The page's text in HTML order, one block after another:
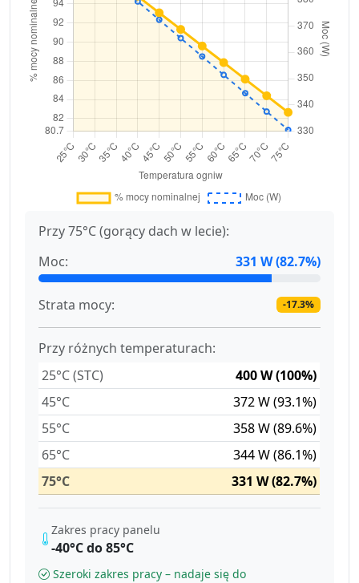
Przy 75°C (gorący dach w lecie):
Moc:
331 W (82.7%)
Strata mocy: -17.3%
Przy różnych temperaturach:
25°C (STC)
400 W (100%)
45°C
372 W (93.1%)
55°C
358 W (89.6%)
65°C
344 W (86.1%)
75°C
331 W (82.7%)
Zakres pracy panelu
-40°C do 85°C
Szeroki zakres pracy – nadaje się do